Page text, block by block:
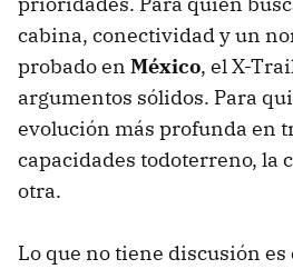
cabina, conectividad y un
probado en México, el X-
argumentos sólidos. Para
evolución más profunda en
capacidades todoterreno, la
otra.
Lo que no tiene discusión es